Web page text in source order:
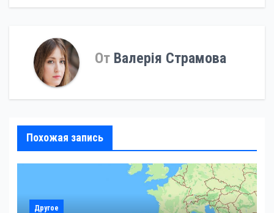
От Валерія Страмова
Похожая запись
Другое